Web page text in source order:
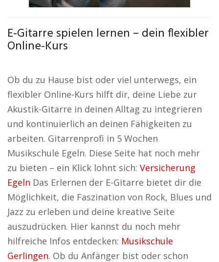
E-Gitarre spielen lernen – dein flexibler
Online-Kurs
Ob du zu Hause bist oder viel unterwegs, ein
flexibler Online-Kurs hilft dir, deine Liebe zur
Akustik-Gitarre in deinen Alltag zu integrieren
und kontinuierlich an deinen Fähigkeiten zu
arbeiten. Gitarrenprofi in 5 Wochen
Musikschule Egeln. Diese Seite hat noch mehr
zu bieten – ein Klick lohnt sich: Versicherung
Egeln Das Erlernen der E-Gitarre bietet dir die
Möglichkeit, die Faszination von Rock, Blues und
Jazz zu erleben und deine kreative Seite
auszudrücken. Hier kannst du noch mehr
hilfreiche Infos entdecken: Musikschule
Gerlingen. Ob du Anfänger bist oder schon